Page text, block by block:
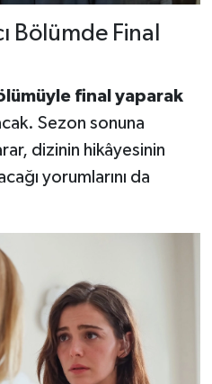
Bölümde Final
final yaparak
Sezon sonuna
dizinin hikâyesinin
yorumlarını da